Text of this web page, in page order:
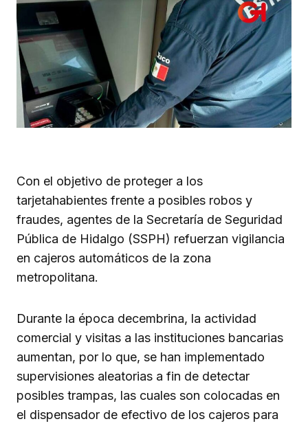
Con el objetivo de proteger a los
tarjetahabientes frente a posibles robos y
fraudes, agentes de la Secretaría de Seguridad
Pública de Hidalgo (SSPH) refuerzan vigilancia
en cajeros automáticos de la zona
metropolitana.
Durante la época decembrina, la actividad
comercial y visitas a las instituciones bancarias
aumentan, por lo que, se han implementado
supervisiones aleatorias a fin de detectar
posibles trampas, las cuales son colocadas en
el dispensador de efectivo de los cajeros para